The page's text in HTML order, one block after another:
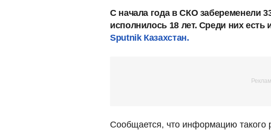
С начала года в СКО забеременели
исполнилось 18 лет. Среди них есть
Sputnik Казахстан.
Сообщается, что информацию такого